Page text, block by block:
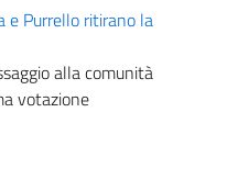
e Purrello ritirano la
alla comunità
votazione